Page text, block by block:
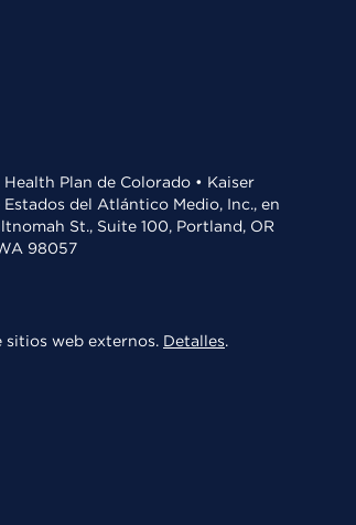
Plan de Colorado • Kaiser
del Atlántico Medio, Inc., en
St., Suite 100, Portland, OR
98057
sitios web externos. Detalles.